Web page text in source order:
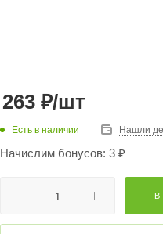
263 ₽/шт
Есть в наличии Нашли
Начислим бонусов: 3 ₽
В